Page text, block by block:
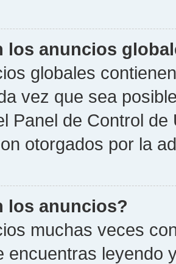
los anuncios
globales
vez que sea
Panel de Control
otorgados por la
los anuncios?
muchas veces
encuentras leyendo